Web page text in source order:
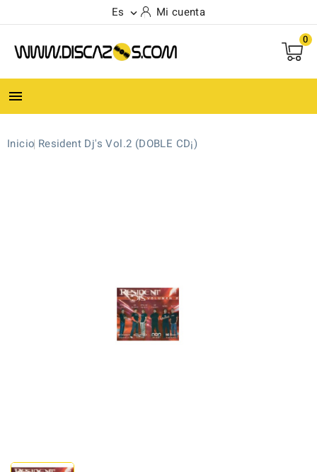
Es  Mi cuenta
0

Inicio Resident Dj's Vol.2 (DOBLE CD¡)